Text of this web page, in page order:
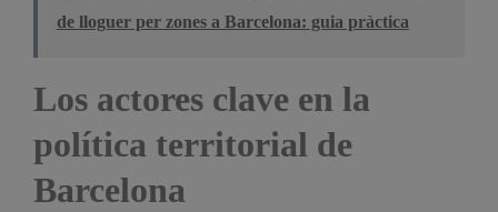
de lloguer per zones a Barcelona: guia pràctica
Los actores clave en la
política territorial de
Barcelona